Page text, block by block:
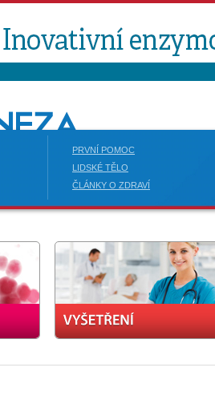
PRVNÍ POMOC
LIDSKÉ TĚLO
ČLÁNKY O ZDRAVÍ